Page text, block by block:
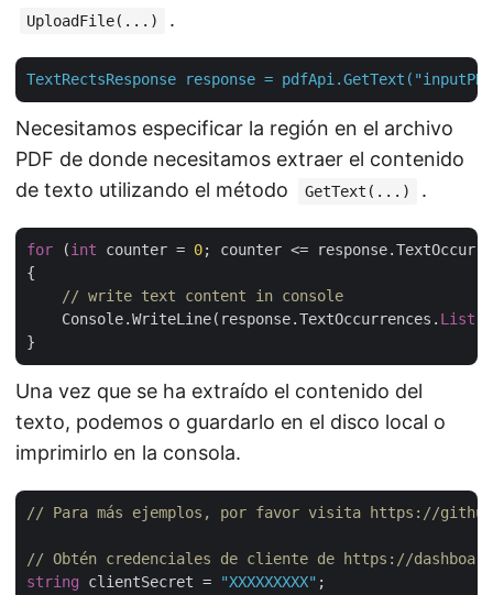
UploadFile(...) .
TextRectsResponse response =
Necesitamos especificar la región en el archivo
PDF de donde necesitamos extraer el contenido
de texto utilizando el método
GetText(...) .
for (int counter = 0; counter <=
{
// write text content in console
    Console.WriteLine(response.TextOccurrences.
List
Una vez que se ha extraído el contenido del
texto, podemos o guardarlo en el disco local o
imprimirlo en la consola.
// Para más ejemplos, por favor visita https://
// Obtén credenciales de cliente de https://
string clientSecret = "XXXXXXXXX"